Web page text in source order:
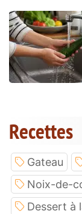
Recettes
Gateau
Noix-de-
Dessert à